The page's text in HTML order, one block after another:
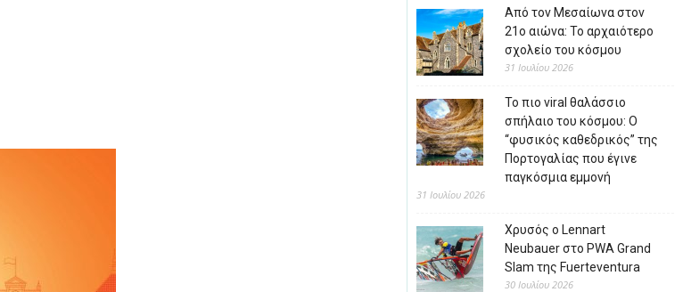
Από τον Μεσαίωνα στον
21ο αιώνα: Το αρχαιότερο
σχολείο του κόσμου
31 Ιουλίου 2026
Το πιο viral θαλάσσιο
σπήλαιο του κόσμου: Ο
“φυσικός καθεδρικός” της
Πορτογαλίας που έγινε
παγκόσμια εμμονή
31 Ιουλίου 2026
Χρυσός ο Lennart
Neubauer στο PWA Grand
Slam της Fuerteventura
30 Ιουλίου 2026